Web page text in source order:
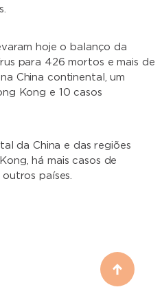
hoje o balanço da
para 426 mortos e mais de
China continental, um
Kong e 10 casos
da China e das regiões
há mais casos de
países.